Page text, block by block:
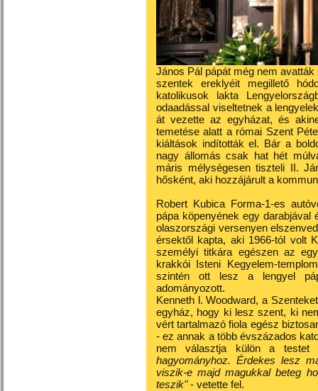
János Pál pápát még nem
szentek ereklyéit megillető
katolikusok lakta
odaadással viseltetnek a
át vezette az egyházat, és
temetése alatt a római Szent
kiáltások indították el. Bár a
nagy állomás csak hat hét
máris mélységesen tiszteli II.
hősként, aki hozzájárult a
Robert Kubica Forma-1-es
pápa köpenyének egy
olaszországi versenyen
érsektől kapta, aki 1966-tól volt
személyi titkára egészen az
krakkói Isteni Kegyelem-
szintén ott lesz a lengyel
adományozott.
Kenneth l. Woodward, a
egyház, hogy ki lesz szent, ki
vért tartalmazó fiola egész
- ez annak a több évszázados
nem választja külön a testet
hagyományhoz. Érdekes lesz
viszik-e majd magukkal beteg
teszik"- vetette fel.